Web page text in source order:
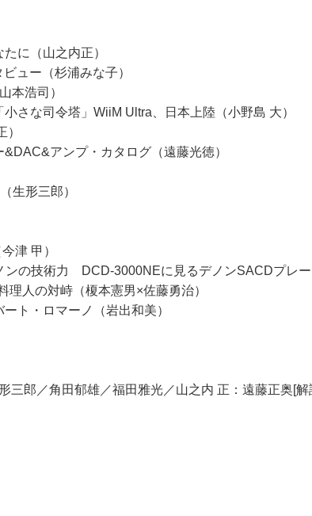
に（山之内正）
ュー（杉浦みな子）
本浩司）
さな司令塔」WiiM Ultra、日本上陸（小野島 大）
アンプ・カタログ（遠藤光徳）
生形三郎）
津 甲）
ンの技術力 DCD-3000NEに見るデノンSACDプレ
人の対峙（榎本憲男×佐藤勇治）
ト・ロマーノ（岩出和美）
三郎／角田郁雄／福田雅光／山之内 正：遠藤正奥[解